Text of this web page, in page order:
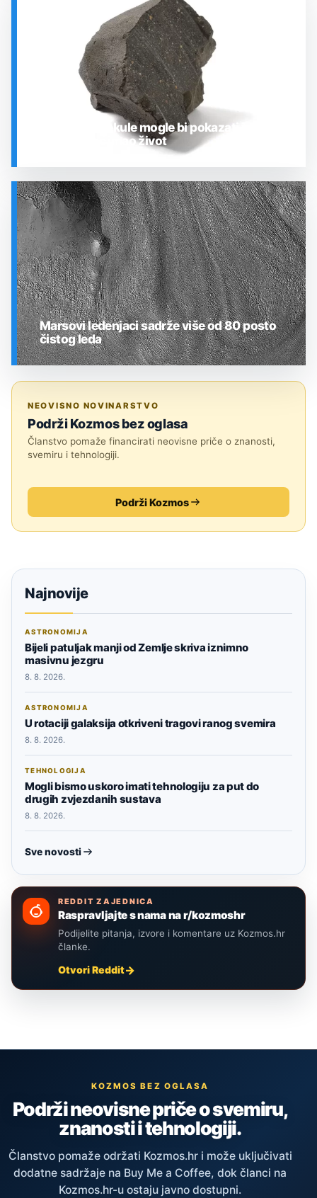
SVEMIR
Zrcalne molekule mogle bi pokazati je li
Mars nekoć imao život
Marsovi ledenjaci sadrže više od 80 posto
čistog leda
NEOVISNO NOVINARSTVO
Podrži Kozmos bez oglasa
Članstvo pomaže financirati neovisne priče o znanosti,
svemiru i tehnologiji.
Podrži Kozmos
Najnovije
ASTRONOMIJA
Bijeli patuljak manji od Zemlje skriva iznimno
masivnu jezgru
8. 8. 2026.
ASTRONOMIJA
U rotaciji galaksija otkriveni tragovi ranog svemira
8. 8. 2026.
TEHNOLOGIJA
Mogli bismo uskoro imati tehnologiju za put do
drugih zvjezdanih sustava
8. 8. 2026.
Sve novosti
REDDIT ZAJEDNICA
Raspravljajte s nama na r/kozmoshr
Podijelite pitanja, izvore i komentare uz Kozmos.hr
članke.
Otvori Reddit
KOZMOS BEZ OGLASA
Podrži neovisne priče o svemiru,
znanosti i tehnologiji.
Članstvo pomaže održati Kozmos.hr i može uključivati
dodatne sadržaje na Buy Me a Coffee, dok članci na
Kozmos.hr-u ostaju javno dostupni.